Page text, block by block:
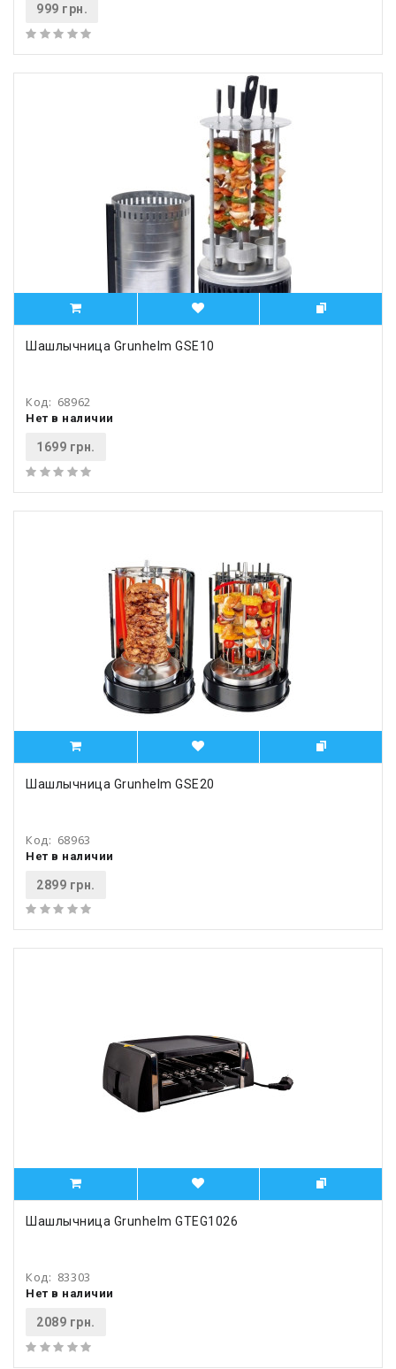
999 грн.
Шашлычница Grunhelm GSE10
Код: 68962
Нет в наличии
1699 грн.
Шашлычница Grunhelm GSE20
Код: 68963
Нет в наличии
2899 грн.
Шашлычница Grunhelm GTEG1026
Код: 83303
Нет в наличии
2089 грн.